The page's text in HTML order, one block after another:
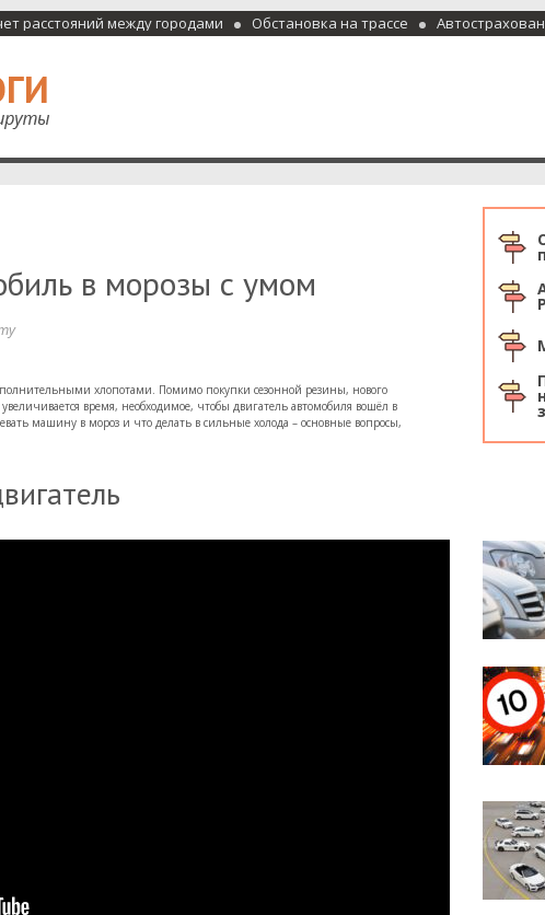
расстояний между городами Обстановка на трассе
мотели и гостиницы
в морозы с умом
хлопотами. Помимо покупки сезонной резины, нового
время, необходимое, чтобы двигатель автомобиля вошёл в
машину в мороз и что делать в сильные холода – основные вопросы,